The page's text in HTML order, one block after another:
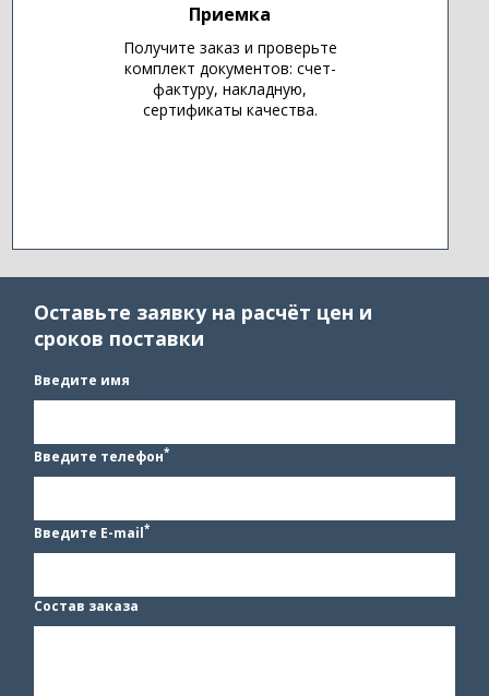
Приемка
Получите заказ и проверьте
комплект документов: счет-
фактуру, накладную,
сертификаты качества.
Оставьте заявку на расчёт цен и
сроков поставки
Введите имя
Введите телефон*
Введите E-mail*
Состав заказа